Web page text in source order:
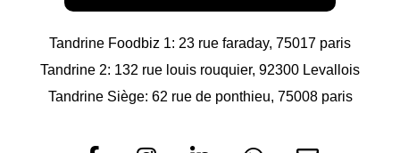
Tandrine Foodbiz 1: 23 rue faraday, 75017 paris
Tandrine 2: 132 rue louis rouquier, 92300 Levallois
Tandrine Siège: 62 rue de ponthieu, 75008 paris
F
I
W
E